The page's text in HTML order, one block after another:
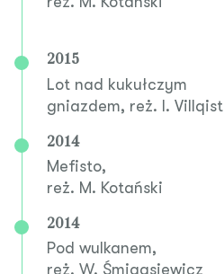
2015
Lot nad kukułczym
gniazdem, reż. I. Villqist
2014
Mefisto,
reż. M. Kotański
2014
Pod wulkanem,
reż. W. Śmigasiewicz